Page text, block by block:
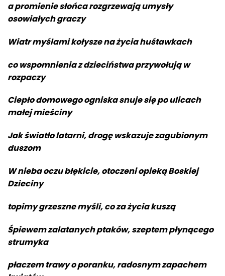
a promienie słońca rozgrzewają umysły
osowiałych graczy
Wiatr myślami kołysze na życia huśtawkach
co wspomnienia z dzieciństwa przywołują w
rozpaczy
Ciepło domowego ogniska snuje się po ulicach
małej mieściny
Jak światło latarni, drogę wskazuje zagubionym
duszom
W nieba oczu błękicie, otoczeni opieką Boskiej
Dzieciny
topimy grzeszne myśli, co za życia kuszą
Śpiewem zalatanych ptaków, szeptem płynącego
strumyka
płaczem trawy o poranku, radosnym zapachem